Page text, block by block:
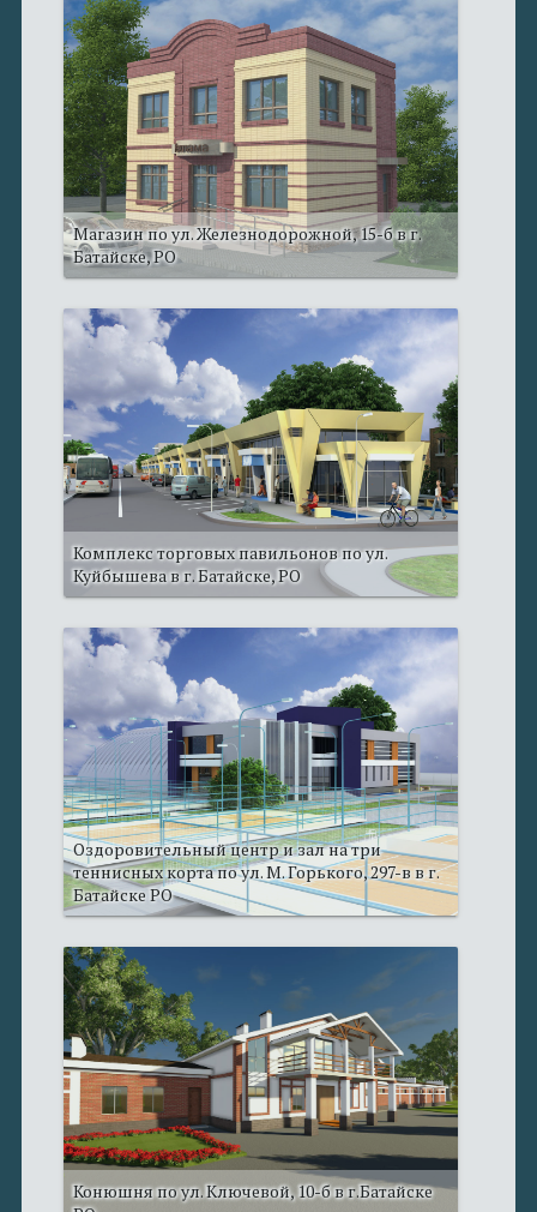
Магазин по ул. Железнодорожной, 15-б в г.
Батайске, РО
Комплекс торговых павильонов по ул.
Куйбышева в г. Батайске, РО
Оздоровительный центр и зал на три
теннисных корта по ул. М. Горького, 297-в в г.
Батайске РО
Конюшня по ул. Ключевой, 10-б в г.Батайске